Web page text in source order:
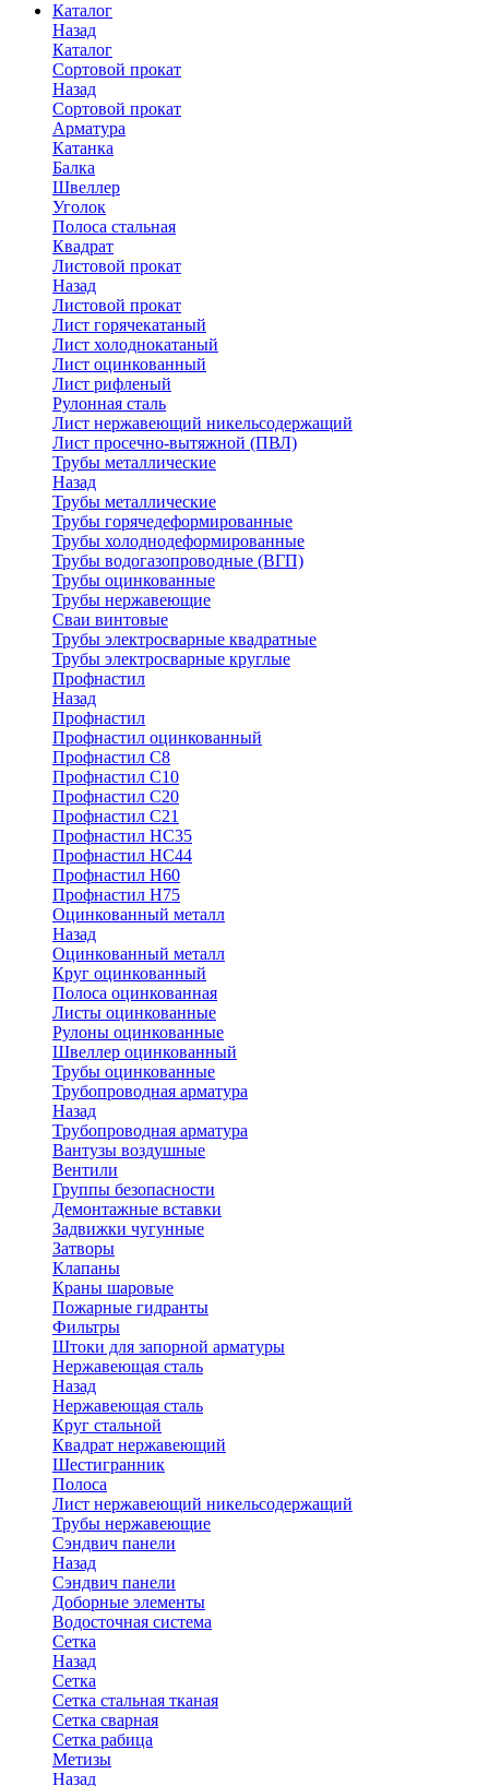
Каталог
Назад
Каталог
Сортовой прокат
Назад
Сортовой прокат
Арматура
Катанка
Балка
Швеллер
Уголок
Полоса стальная
Квадрат
Листовой прокат
Назад
Листовой прокат
Лист горячекатаный
Лист холоднокатаный
Лист оцинкованный
Лист рифленый
Рулонная сталь
Лист нержавеющий никельсодержащий
Лист просечно-вытяжной (ПВЛ)
Трубы металлические
Назад
Трубы металлические
Трубы горячедеформированные
Трубы холоднодеформированные
Трубы водогазопроводные (ВГП)
Трубы оцинкованные
Трубы нержавеющие
Сваи винтовые
Трубы электросварные квадратные
Трубы электросварные круглые
Профнастил
Назад
Профнастил
Профнастил оцинкованный
Профнастил С8
Профнастил С10
Профнастил С20
Профнастил С21
Профнастил НС35
Профнастил НС44
Профнастил Н60
Профнастил Н75
Оцинкованный металл
Назад
Оцинкованный металл
Круг оцинкованный
Полоса оцинкованная
Листы оцинкованные
Рулоны оцинкованные
Швеллер оцинкованный
Трубы оцинкованные
Трубопроводная арматура
Назад
Трубопроводная арматура
Вантузы воздушные
Вентили
Группы безопасности
Демонтажные вставки
Задвижки чугунные
Затворы
Клапаны
Краны шаровые
Пожарные гидранты
Фильтры
Штоки для запорной арматуры
Нержавеющая сталь
Назад
Нержавеющая сталь
Круг стальной
Квадрат нержавеющий
Шестигранник
Полоса
Лист нержавеющий никельсодержащий
Трубы нержавеющие
Сэндвич панели
Назад
Сэндвич панели
Доборные элементы
Водосточная система
Сетка
Назад
Сетка
Сетка стальная тканая
Сетка сварная
Сетка рабица
Метизы
Назад